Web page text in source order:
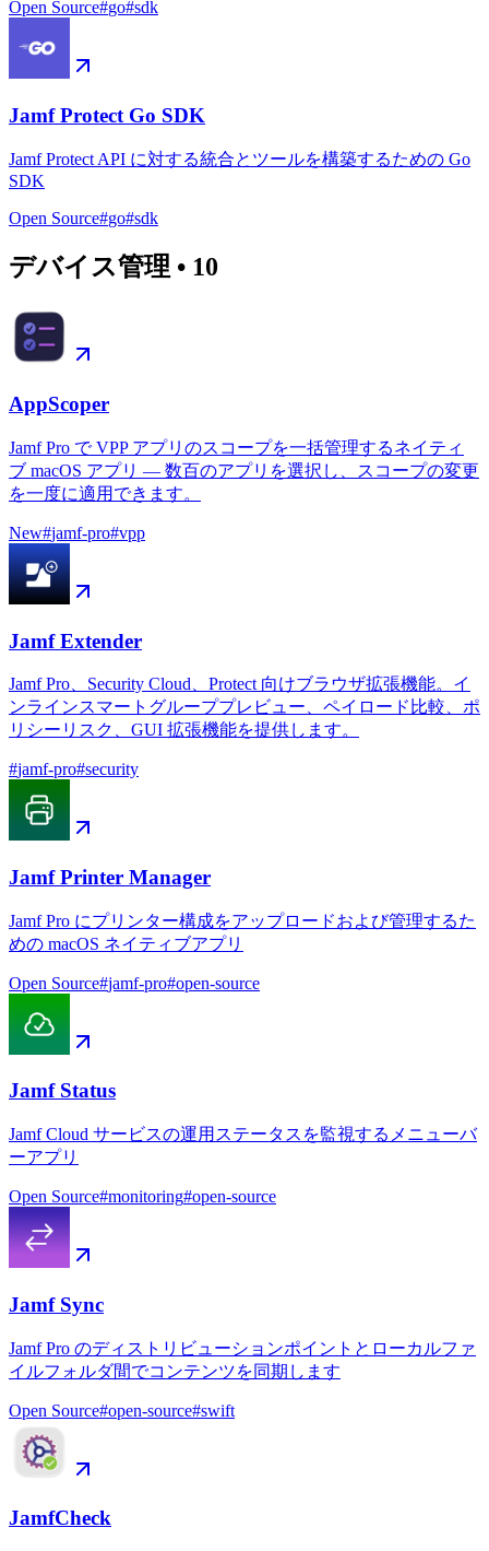
Open Source#go#sdk
Jamf Protect Go SDK
Jamf Protect API に対する統合とツールを構築するための Go
SDK
Open Source#go#sdk
デバイス管理 • 10
AppScoper
Jamf Pro で VPP アプリのスコープを一括管理するネイティ
ブ macOS アプリ — 数百のアプリを選択し、スコープの変更
を一度に適用できます。
New#jamf-pro#vpp
Jamf Extender
Jamf Pro、Security Cloud、Protect 向けブラウザ拡張機能。イ
ンラインスマートグループプレビュー、ペイロード比較、ポ
リシーリスク、GUI 拡張機能を提供します。
#jamf-pro#security
Jamf Printer Manager
Jamf Pro にプリンター構成をアップロードおよび管理するた
めの macOS ネイティブアプリ
Open Source#jamf-pro#open-source
Jamf Status
Jamf Cloud サービスの運用ステータスを監視するメニューバ
ーアプリ
Open Source#monitoring#open-source
Jamf Sync
Jamf Pro のディストリビューションポイントとローカルファ
イルフォルダ間でコンテンツを同期します
Open Source#open-source#swift
JamfCheck